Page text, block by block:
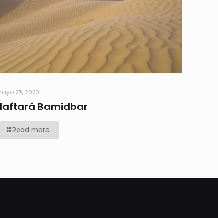
25, 2020
Bamidbar
Read more